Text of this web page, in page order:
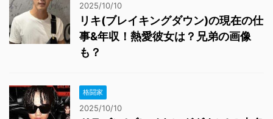
2025/10/10
リキ(ブレイキングダウン)の現在の仕
事&年収！熱愛彼女は？兄弟の画像
も？
格闘家
2025/10/10